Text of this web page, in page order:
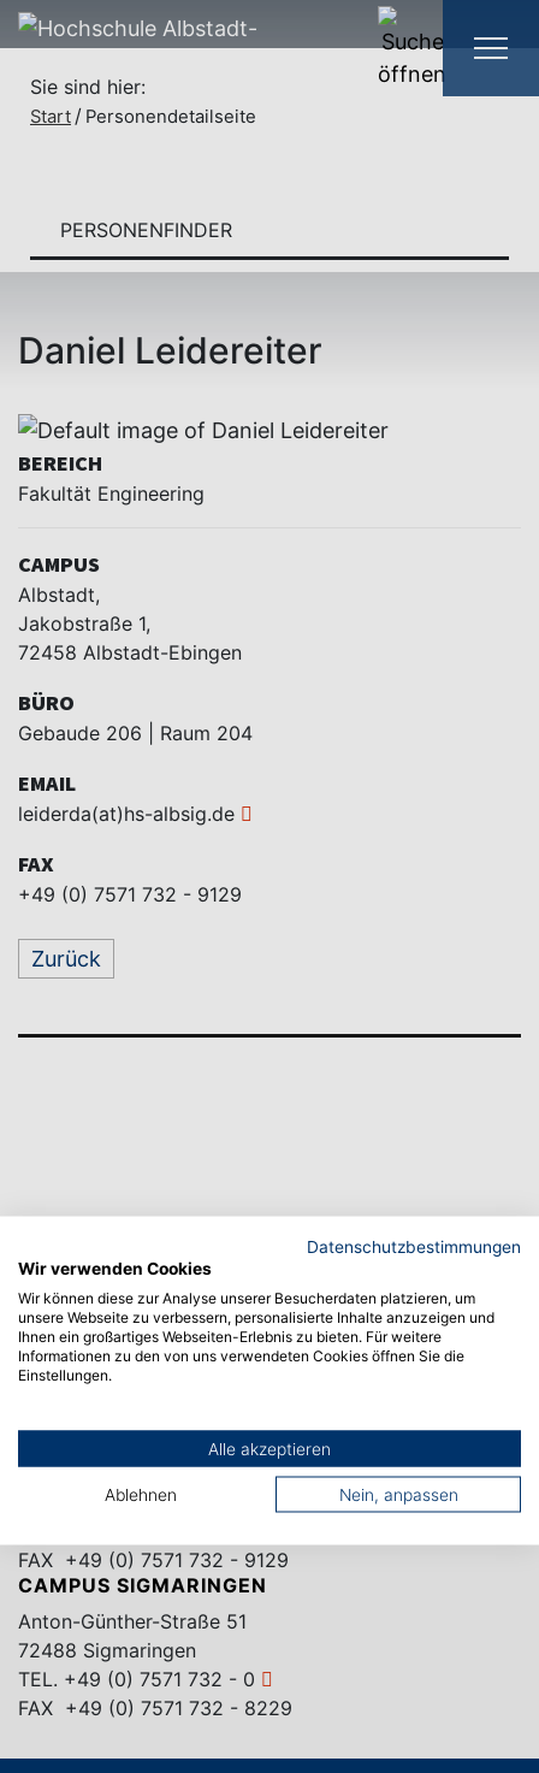
Sie sind hier:
Start Personendetailseite
PERSONENFINDER
Daniel Leidereiter
BEREICH
Fakultät Engineering
CAMPUS
Albstadt,
Jakobstraße 1,
72458 Albstadt-Ebingen
BÜRO
Gebaude 206 | Raum 204
EMAIL
leiderda(at)hs-albsig.de
FAX
+49 (0) 7571 732 - 9129
Zurück
CAMPUS ALBSTADT
Poststraße 6
72458 Albstadt
FAX +49 (0) 7571 732 - 9129
CAMPUS SIGMARINGEN
Anton-Günther-Straße 51
72488 Sigmaringen
TEL. +49 (0) 7571 732 - 0
FAX +49 (0) 7571 732 - 8229
Datenschutzbestimmungen
Wir verwenden Cookies
Wir können diese zur Analyse unserer Besucherdaten platzieren, um
unsere Webseite zu verbessern, personalisierte Inhalte anzuzeigen und
Ihnen ein großartiges Webseiten-Erlebnis zu bieten. Für weitere
Informationen zu den von uns verwendeten Cookies öffnen Sie die
Einstellungen.
Alle akzeptieren
Ablehnen Nein, anpassen